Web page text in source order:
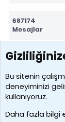
687174
Mesajlar
7388
Kullanıcılar
Son üye
Bu sitenin
deneyiminizi
kullanıyoruz.
Daha fazla bilgi